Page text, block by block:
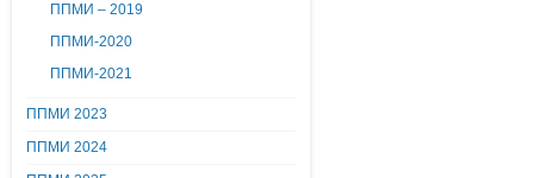
ППМИ – 2019
ППМИ-2020
ППМИ-2021
ППМИ 2023
ППМИ 2024